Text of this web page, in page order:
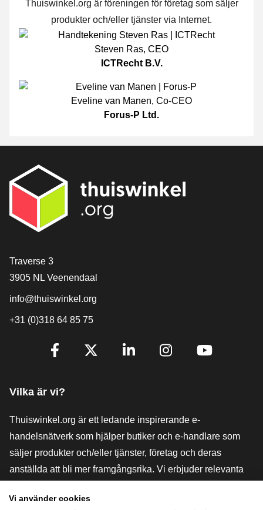
Thuiswinkel.org är föreningen för företag som säljer
produkter och/eller tjänster via Internet.
Steven Ras, CEO
ICTRecht B.V.
Eveline van Manen, Co-CEO
Forus-P Ltd.
[_General:Contact]
Traverse 3
3905 NL Veenendaal
info@thuiswinkel.org
+31 (0)318 64 85 75
[_General:SocialMediaTitle]
Vilka är vi?
Thuiswinkel.org är ett ledande inspirerande e-
handelsnätverk som hjälper butiker och e-handlare som
säljer produkter och/eller tjänster, företag och deras
anställda att bli mer framgångsrika. Vi erbjuder relevanta
Thuiswinkel-recensioner, rättsliga medel och rådgivning,
Vi använder cookies